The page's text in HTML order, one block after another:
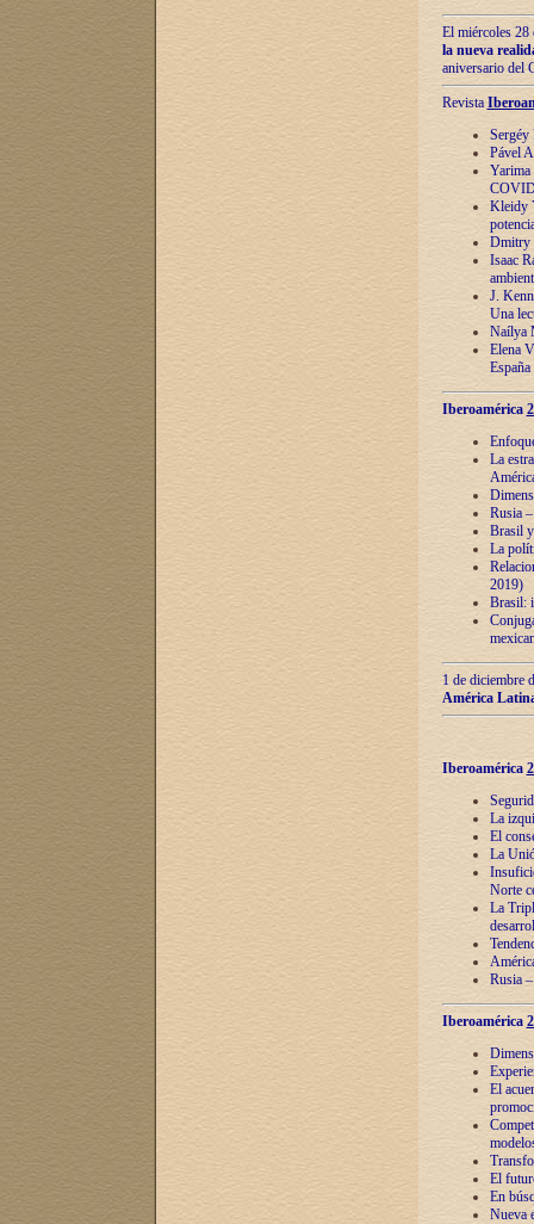
El miércoles 28
la nueva
aniversario del
Revista
Sergéy
Pável
Yarima
Kleidy
Dmitry
Isaac
J.
Una
Naílya
Elena
España
Iberoamérica
La
Rusia
Brasil
La
2019)
Brasil:
1 de diciembre
América
Iberoamérica
La
El
La
Norte
La
Rusia
Iberoamérica
El
El
En
Nueva